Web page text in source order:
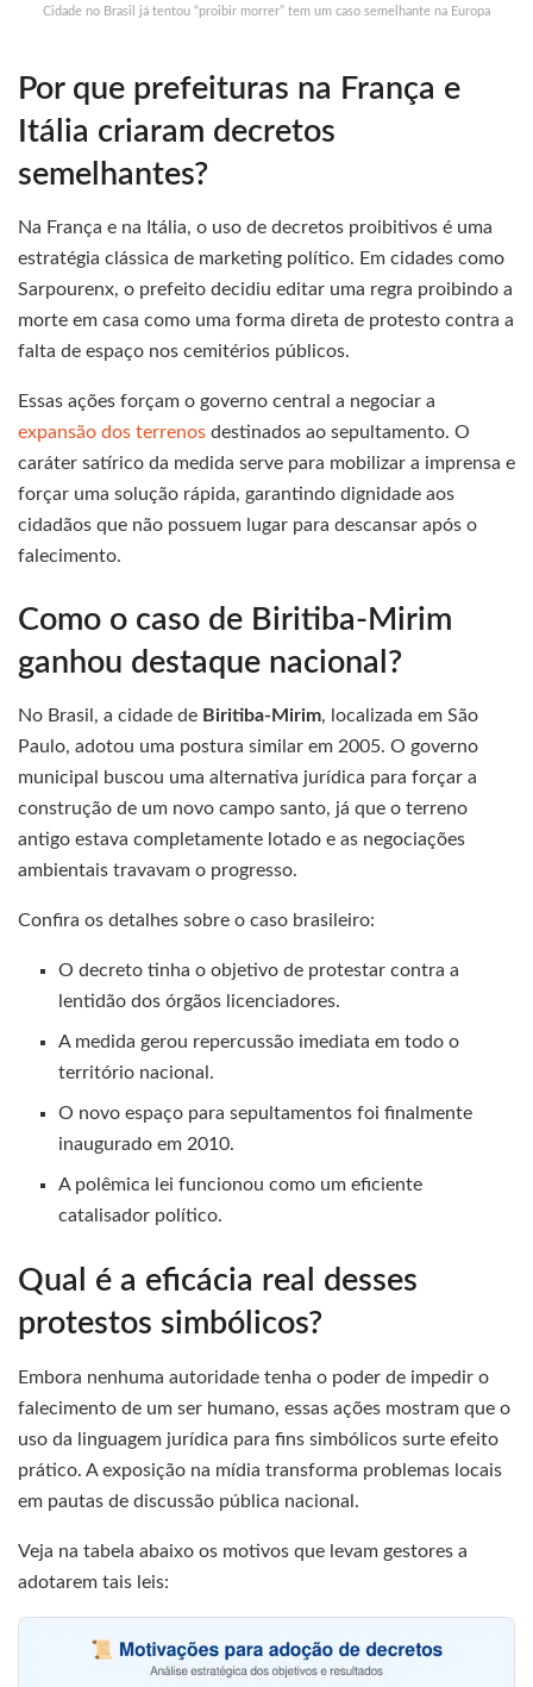
Cidade no Brasil já tentou “proibir morrer” tem um caso semelhante na Europa
Por que prefeituras na França e
Itália criaram decretos
semelhantes?
Na França e na Itália, o uso de decretos proibitivos é uma
estratégia clássica de marketing político. Em cidades como
Sarpourenx, o prefeito decidiu editar uma regra proibindo a
morte em casa como uma forma direta de protesto contra a
falta de espaço nos cemitérios públicos.
Essas ações forçam o governo central a negociar a
expansão dos terrenos destinados ao sepultamento. O
caráter satírico da medida serve para mobilizar a imprensa e
forçar uma solução rápida, garantindo dignidade aos
cidadãos que não possuem lugar para descansar após o
falecimento.
Como o caso de Biritiba-Mirim
ganhou destaque nacional?
No Brasil, a cidade de Biritiba-Mirim, localizada em São
Paulo, adotou uma postura similar em 2005. O governo
municipal buscou uma alternativa jurídica para forçar a
construção de um novo campo santo, já que o terreno
antigo estava completamente lotado e as negociações
ambientais travavam o progresso.
Confira os detalhes sobre o caso brasileiro:
O decreto tinha o objetivo de protestar contra a
lentidão dos órgãos licenciadores.
A medida gerou repercussão imediata em todo o
território nacional.
O novo espaço para sepultamentos foi finalmente
inaugurado em 2010.
A polêmica lei funcionou como um eficiente
catalisador político.
Qual é a eficácia real desses
protestos simbólicos?
Embora nenhuma autoridade tenha o poder de impedir o
falecimento de um ser humano, essas ações mostram que o
uso da linguagem jurídica para fins simbólicos surte efeito
prático. A exposição na mídia transforma problemas locais
em pautas de discussão pública nacional.
Veja na tabela abaixo os motivos que levam gestores a
adotarem tais leis: